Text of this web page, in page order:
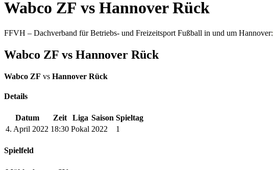
Wabco ZF vs Hannover Rück
FFVH – Dachverband für Betriebs- und Freizeitsport Fußball in und um Hannover:
Wabco ZF vs Hannover Rück
Wabco ZF vs Hannover Rück
Details
Datum Zeit Liga Saison Spieltag
4. April 2022 18:30 Pokal 2022 1
Spielfeld